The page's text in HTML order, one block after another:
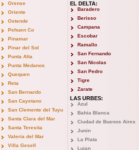
Orense
Oriente
Ostende
Pehuen Co
Pinamar
Pinar del Sol
Punta Alta
Punta Medanos
Quequen
Reta
San Bernardo
San Cayetano
San Clemente del Tuyu
Santa Clara del Mar
Santa Teresita
Valeria del Mar
Villa Gesell
EL DELTA:
Baradero
Berisso
Campana
Escobar
Ramallo
San Fernando
San Nicolas
San Pedro
Tigre
Zarate
LAS URBES:
Azul
Bahia Blanca
Ciudad de Buenos Aires
Junin
La Plata
Lujan